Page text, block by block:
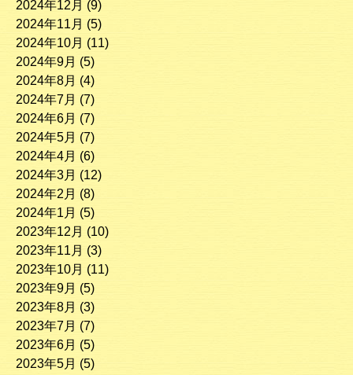
2024年12月 (9)
2024年11月 (5)
2024年10月 (11)
2024年9月 (5)
2024年8月 (4)
2024年7月 (7)
2024年6月 (7)
2024年5月 (7)
2024年4月 (6)
2024年3月 (12)
2024年2月 (8)
2024年1月 (5)
2023年12月 (10)
2023年11月 (3)
2023年10月 (11)
2023年9月 (5)
2023年8月 (3)
2023年7月 (7)
2023年6月 (5)
2023年5月 (5)